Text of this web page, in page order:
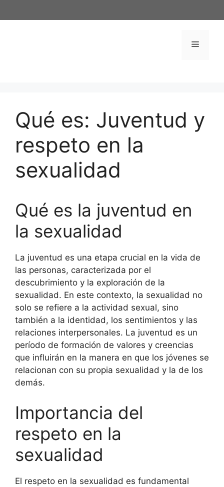
al
Menú
Qué es: Juventud y
respeto en la
sexualidad
Qué es la juventud en
la sexualidad
La juventud es una etapa crucial en la vida de
las personas, caracterizada por el
descubrimiento y la exploración de la
sexualidad. En este contexto, la sexualidad no
solo se refiere a la actividad sexual, sino
también a la identidad, los sentimientos y las
relaciones interpersonales. La juventud es un
período de formación de valores y creencias
que influirán en la manera en que los jóvenes se
relacionan con su propia sexualidad y la de los
demás.
Importancia del
respeto en la
sexualidad
El respeto en la sexualidad es fundamental